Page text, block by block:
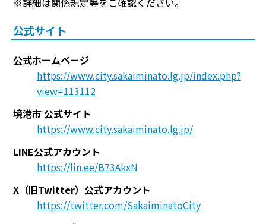
公式サイト
公式ホームページ
https://www.city.sakaiminato.lg.jp/index.php?
view=113112
境港市 公式サイト
https://www.city.sakaiminato.lg.jp/
LINE公式アカウント
https://lin.ee/B73AkxN
X（旧Twitter）公式アカウント
https://twitter.com/SakaiminatoCity